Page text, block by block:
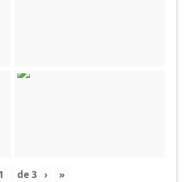
de3 › »